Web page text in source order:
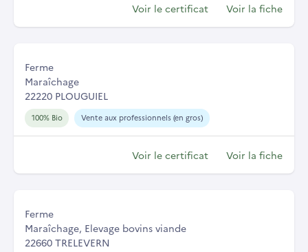
Voir le certificat Voir la fiche
Ferme
Maraîchage
22220 PLOUGUIEL
100% Bio Vente aux professionnels (en gros)
Voir le certificat Voir la fiche
Ferme
Maraîchage, Elevage bovins viande
22660 TRELEVERN